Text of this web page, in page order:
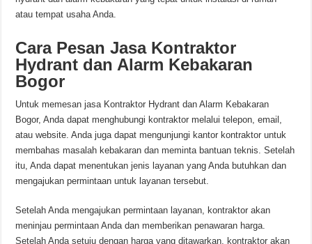
atau tempat usaha Anda.
Cara Pesan Jasa Kontraktor
Hydrant dan Alarm Kebakaran
Bogor
Untuk memesan jasa Kontraktor Hydrant dan Alarm Kebakaran
Bogor, Anda dapat menghubungi kontraktor melalui telepon, email,
atau website. Anda juga dapat mengunjungi kantor kontraktor untuk
membahas masalah kebakaran dan meminta bantuan teknis. Setelah
itu, Anda dapat menentukan jenis layanan yang Anda butuhkan dan
mengajukan permintaan untuk layanan tersebut.
Setelah Anda mengajukan permintaan layanan, kontraktor akan
meninjau permintaan Anda dan memberikan penawaran harga.
Setelah Anda setuju dengan harga yang ditawarkan, kontraktor akan